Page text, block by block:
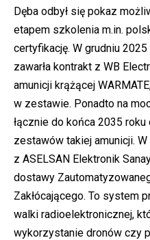
Dęba odbył się pokaz
etapem szkolenia m.in.
certyfikację. W grudniu
zawarła kontrakt z WB
amunicji krążącej
w zestawie. Ponadto na
łącznie do końca 2035
zestawów takiej amunicji.
z ASELSAN Elektronik
dostawy
Zakłócającego. To system
walki radioelektronicznej,
wykorzystanie dronów czy